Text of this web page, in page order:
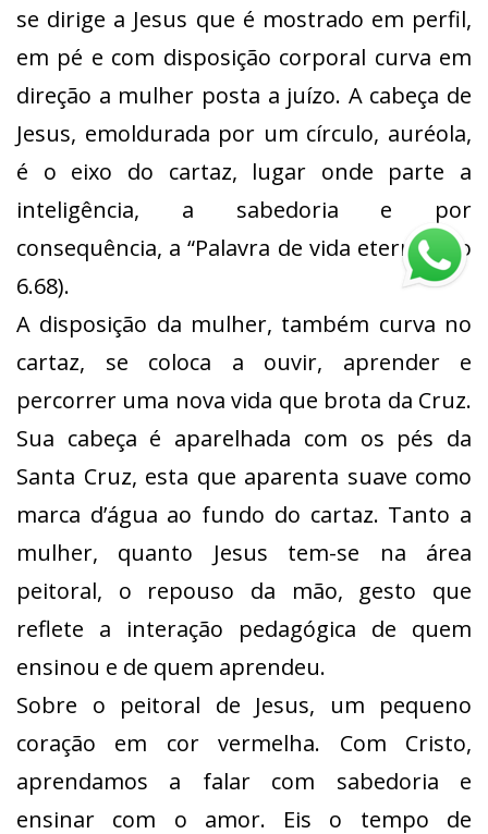
se dirige a Jesus que é mostrado em perfil,
em pé e com disposição corporal curva em
direção a mulher posta a juízo. A cabeça de
Jesus, emoldurada por um círculo, auréola,
é o eixo do cartaz, lugar onde parte a
inteligência, a sabedoria e por
consequência, a “Palavra de vida eterna.” (Jo
6.68).
A disposição da mulher, também curva no
cartaz, se coloca a ouvir, aprender e
percorrer uma nova vida que brota da Cruz.
Sua cabeça é aparelhada com os pés da
Santa Cruz, esta que aparenta suave como
marca d’água ao fundo do cartaz. Tanto a
mulher, quanto Jesus tem-se na área
peitoral, o repouso da mão, gesto que
reflete a interação pedagógica de quem
ensinou e de quem aprendeu.
Sobre o peitoral de Jesus, um pequeno
coração em cor vermelha. Com Cristo,
aprendamos a falar com sabedoria e
ensinar com o amor. Eis o tempo de